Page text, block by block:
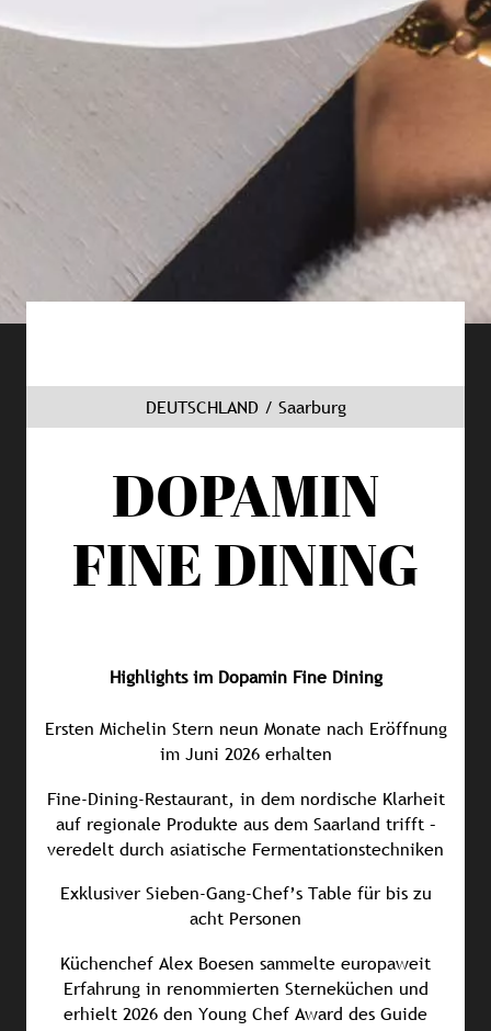
DEUTSCHLAND / Saarburg
DOPAMIN
FINE DINING
Highlights im Dopamin Fine Dining
Ersten Michelin Stern neun Monate nach Eröffnung
im Juni 2026 erhalten
Fine-Dining-Restaurant, in dem nordische Klarheit
auf regionale Produkte aus dem Saarland trifft –
veredelt durch asiatische Fermentationstechniken
Exklusiver Sieben-Gang-Chef’s Table für bis zu
acht Personen
Küchenchef Alex Boesen sammelte europaweit
Erfahrung in renommierten Sterneküchen und
erhielt 2026 den Young Chef Award des Guide